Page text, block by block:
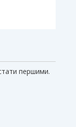
першими.